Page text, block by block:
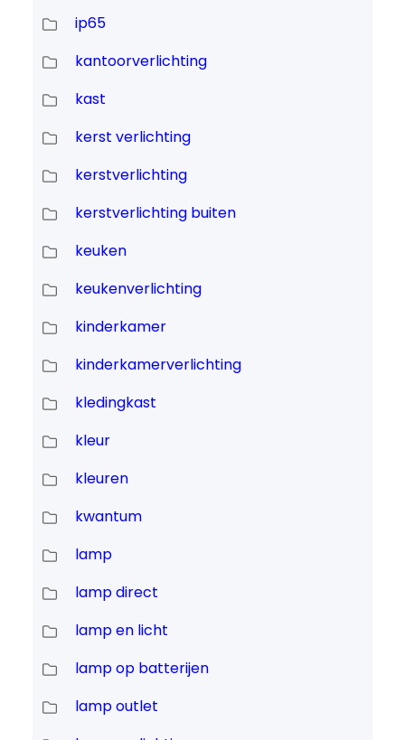
ip65
kantoorverlichting
kast
kerst verlichting
kerstverlichting
kerstverlichting buiten
keuken
keukenverlichting
kinderkamer
kinderkamerverlichting
kledingkast
kleur
kleuren
kwantum
lamp
lamp direct
lamp en licht
lamp op batterijen
lamp outlet